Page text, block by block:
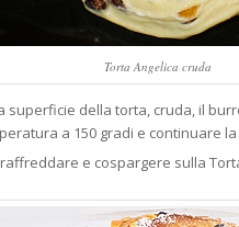
Torta Angelica cruda
della torta, cruda, il
a 150 gradi e continuare
e cospargere sulla